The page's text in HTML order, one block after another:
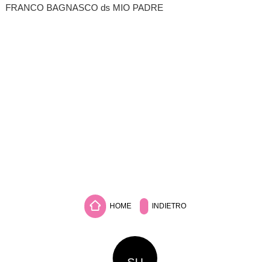
FRANCO BAGNASCO ds MIO PADRE
HOME INDIETRO